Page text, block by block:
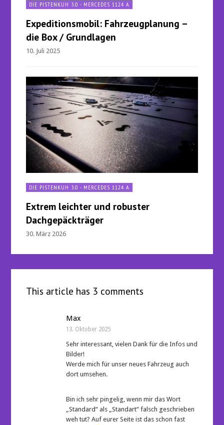
DIE PISTENKUH 3.0 - MERCEDES 1124 A
Expeditionsmobil: Fahrzeugplanung –
die Box / Grundlagen
10. Juli 2025
DIE PISTENKUH 3.0 - MERCEDES 1124 A
Extrem leichter und robuster
Dachgepäckträger
30. März 2026
This article has 3 comments
Max
13. Oktober 2025
Sehr interessant, vielen Dank für die Infos und
Bilder!
Werde mich für unser neues Fahrzeug auch
dort umsehen.
Bin ich sehr pingelig, wenn mir das Wort
„Standard“ als „Standart“ falsch geschrieben
weh tut? Auf eurer Seite ist das schon fast